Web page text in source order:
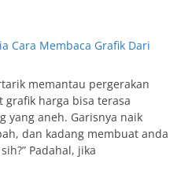
Cara Membaca Grafik Dari
memantau pergerakan
harga bisa terasa
yang aneh. Garisnya naik
dan kadang membuat anda
Padahal, jika